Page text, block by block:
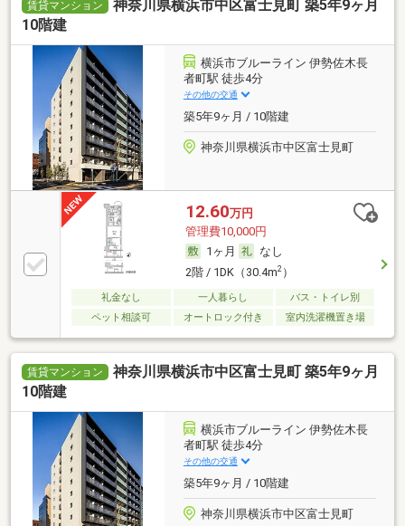
賃貸マンション
神奈川県横浜市中区富士見町 築5年9ヶ月
10階建
横浜市ブルーライン 伊勢佐木長
者町駅 徒歩4分
その他の交通
築5年9ヶ月 / 10階建
神奈川県横浜市中区富士見町
12.60万円
管理費10,000円
1ヶ月
なし
2階 / 1DK（30.4m2）
礼金なし 一人暮らし
バス・トイレ別
ペット相談可
オートロック付き 室内洗濯機置き場
賃貸マンション
神奈川県横浜市中区富士見町 築5年9ヶ月
10階建
横浜市ブルーライン 伊勢佐木長
者町駅 徒歩4分
その他の交通
築5年9ヶ月 / 10階建
神奈川県横浜市中区富士見町